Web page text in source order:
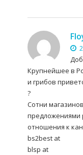
Крупнейшее в
и грибов
?
Сотни
предложениями
отношения к
bs2best at
blsp at